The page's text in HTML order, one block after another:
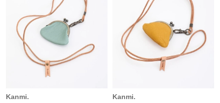
Kanmi.
Kanmi.